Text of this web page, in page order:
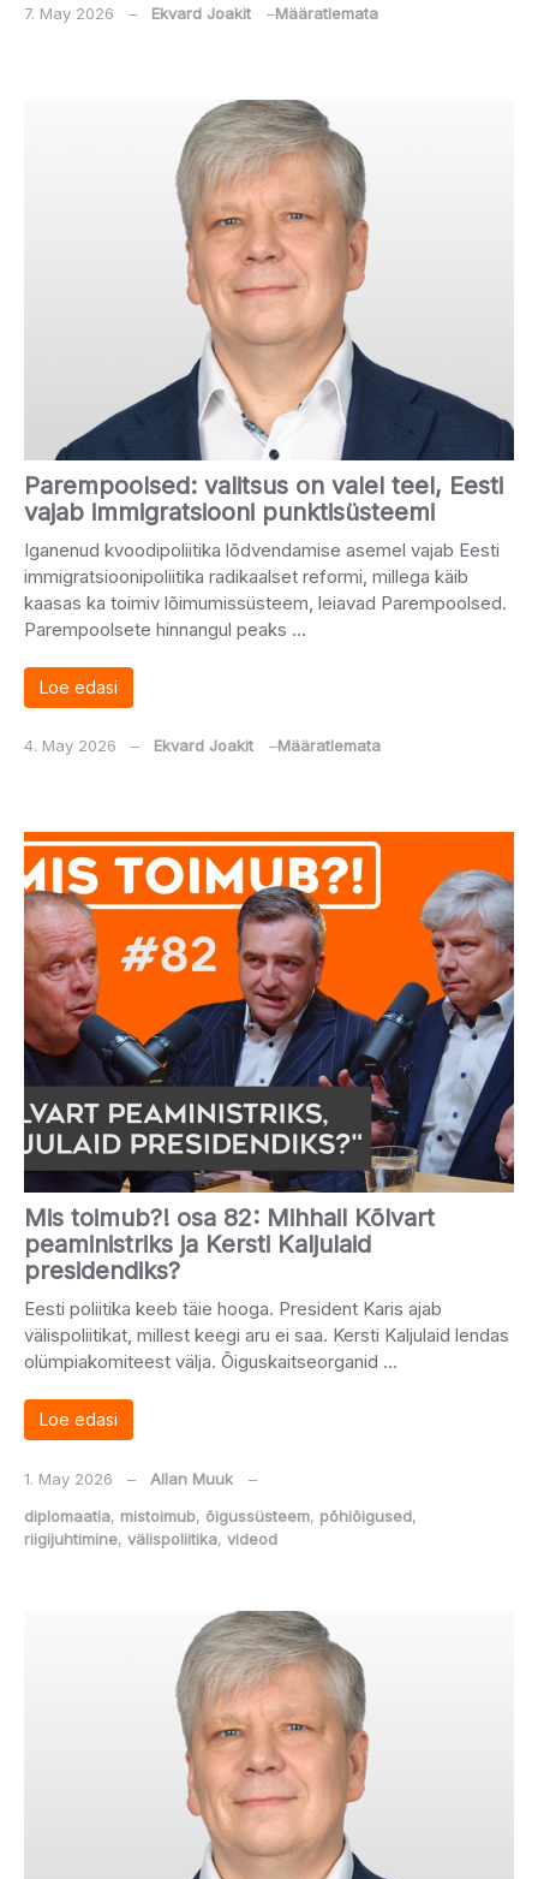
7. May 2026 ‒ Ekvard Joakit ‒Määratlemata
Parempoolsed: valitsus on valel teel, Eesti
vajab immigratsiooni punktisüsteemi
Iganenud kvoodipoliitika lõdvendamise asemel vajab Eesti
immigratsioonipoliitika radikaalset reformi, millega käib
kaasas ka toimiv lõimumissüsteem, leiavad Parempoolsed.
Parempoolsete hinnangul peaks …
Loe edasi
4. May 2026 ‒ Ekvard Joakit ‒Määratlemata
Mis toimub?! osa 82: Mihhail Kõlvart
peaministriks ja Kersti Kaljulaid
presidendiks?
Eesti poliitika keeb täie hooga. President Karis ajab
välispoliitikat, millest keegi aru ei saa. Kersti Kaljulaid lendas
olümpiakomiteest välja. Õiguskaitseorganid …
Loe edasi
1. May 2026 ‒ Allan Muuk
‒
diplomaatia, mistoimub, õigussüsteem, põhiõigused,
riigijuhtimine, välispoliitika, videod